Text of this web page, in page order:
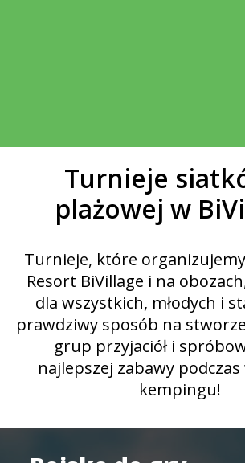
Turnieje
plażowej w
Turnieje, które
Resort BiVillage i na
dla wszystkich, młodych i
prawdziwy sposób na
grup przyjaciół i
najlepszej zabawy
kempingu!